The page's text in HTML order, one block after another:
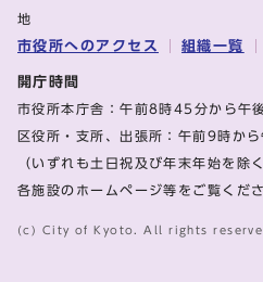
地
市役所へのアクセス 組織一覧
開庁時間
市役所本庁舎：午前8時45分から
区役所・支所、出張所：午前9時か
（いずれも土日祝及び年末年始を除
各施設のホームページ等をご覧くださ
(c) City of Kyoto. All rights